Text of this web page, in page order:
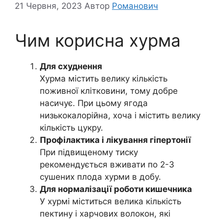
21 Червня, 2023 Автор Романович
Чим корисна хурма
Для схуднення
Хурма містить велику кількість
поживної клітковини, тому добре
насичує. При цьому ягода
низькокалорійна, хоча і містить велику
кількість цукру.
Профілактика і лікування гіпертонії
При підвищеному тиску
рекомендується вживати по 2-3
сушених плода хурми в добу.
Для нормалізації роботи кишечника
У хурмі міститься велика кількість
пектину і харчових волокон, які